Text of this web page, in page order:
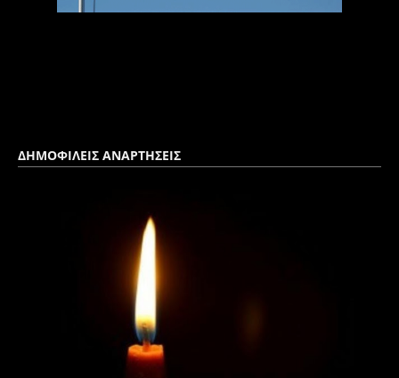
ΔΗΜΟΦΙΛΕΙΣ ΑΝΑΡΤΗΣΕΙΣ